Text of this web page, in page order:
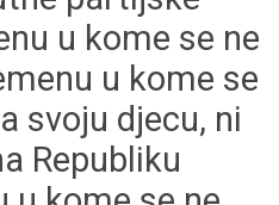
u kome se ne
u kome se
svoju djecu, ni
Republiku